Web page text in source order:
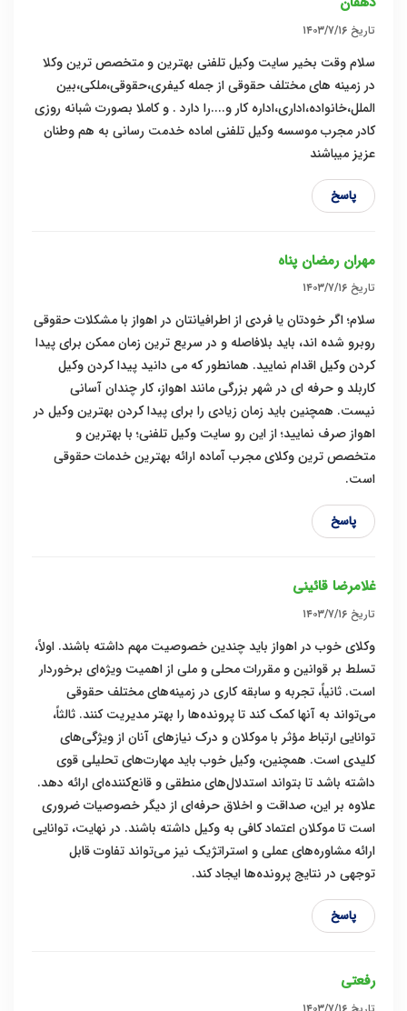
تاریخ ۱۴۰۳/۷/۱۶
سلام وقت بخیر سایت وکیل تلفنی بهترین و متخصص ترین وکلا
در زمینه های مختلف حقوقی از جمله کیفری،حقوقی،ملکی،بین
الملل،خانواده،اداری،اداره کار و....را دارد . و کاملا بصورت شبانه روزی
کادر مجرب موسسه وکیل تلفنی اماده خدمت رسانی به هم وطنان
عزیز میباشند
پاسخ
مهران رمضان پناه
تاریخ ۱۴۰۳/۷/۱۶
سلام؛ اگر خودتان یا فردی از اطرافیانتان در اهواز با مشکلات حقوقی
روبرو شده‌ اند، باید بلافاصله و در سریع ترین زمان ممکن برای پیدا
کردن وکیل اقدام نمایید. همانطور که می ‌دانید پیدا کردن وکیل
کاربلد و حرفه‌ ای در شهر بزرگی مانند اهواز، کار چندان آسانی
نیست. همچنین باید زمان زیادی را برای پیدا کردن بهترین وکیل در
اهواز صرف نمایید؛ از این رو سایت وکیل تلفنی؛ با بهترین و
متخصص ترین وکلای مجرب آماده ارائه بهترین خدمات حقوقی
است.
پاسخ
غلامرضا قائینی
تاریخ ۱۴۰۳/۷/۱۶
وکلای خوب در اهواز باید چندین خصوصیت مهم داشته باشند. اولاً،
تسلط بر قوانین و مقررات محلی و ملی از اهمیت ویژه‌ای برخوردار
است. ثانیاً، تجربه و سابقه کاری در زمینه‌های مختلف حقوقی
می‌تواند به آنها کمک کند تا پرونده‌ها را بهتر مدیریت کنند. ثالثاً،
توانایی ارتباط مؤثر با موکلان و درک نیازهای آنان از ویژگی‌های
کلیدی است. همچنین، وکیل خوب باید مهارت‌های تحلیلی قوی
داشته باشد تا بتواند استدلال‌های منطقی و قانع‌کننده‌ای ارائه دهد.
علاوه بر این، صداقت و اخلاق حرفه‌ای از دیگر خصوصیات ضروری
است تا موکلان اعتماد کافی به وکیل داشته باشند. در نهایت، توانایی
ارائه مشاوره‌های عملی و استراتژیک نیز می‌تواند تفاوت قابل
توجهی در نتایج پرونده‌ها ایجاد کند.
پاسخ
رفعتی